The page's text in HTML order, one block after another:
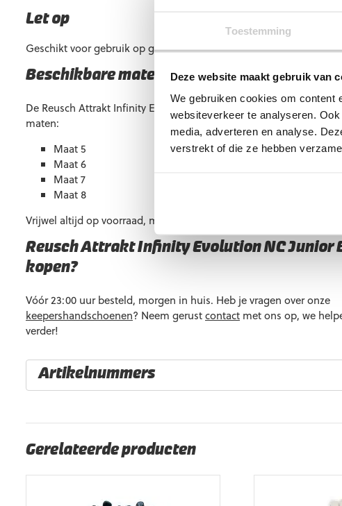
Toestemming
Deze website maakt gebruik van
We gebruiken cookies om content
websiteverkeer te analyseren.
media, adverteren en analyse.
verstrekt of die ze hebben
Let op
Geschikt voor gebruik op gras, kunstgras en in de zaal.
Beschikbare maten
De Reusch Attrakt Infinity Evolution NC Junior Black is beschikbaar
maten:
Maat 5
Maat 6
Maat 7
Maat 8
Vrijwel altijd op voorraad, maar soms kan een maat tijdelijk
Reusch Attrakt Infinity Evolution NC Junior
kopen?
Vóór 23:00 uur besteld, morgen in huis. Heb je vragen over onze
keepershandschoenen? Neem gerustcontact met ons op, we
verder!
Artikelnummers
4060485632628
Maat: 6
Gerelateerde producten